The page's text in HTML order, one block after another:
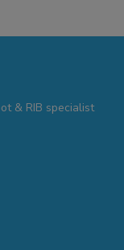
& RIB specialist